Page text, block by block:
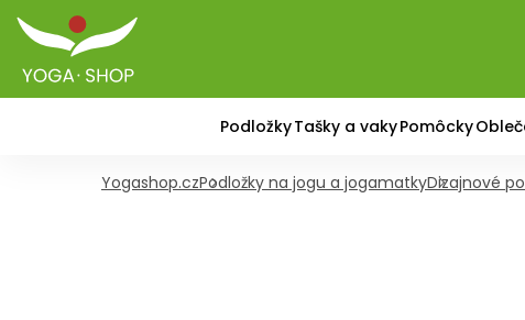
PodložkyTašky a vakyPomôcky
Yogashop.czPodložky na jogu a jogamatkyDizajnové